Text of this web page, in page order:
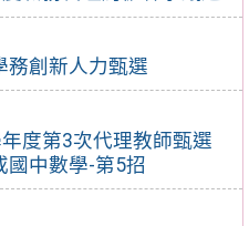
務創新人力甄選
度第3次代理教師甄選
國中數學-第5招